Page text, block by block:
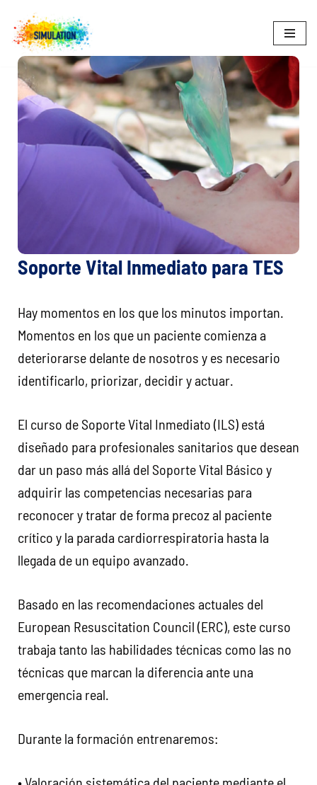
SALTAR
AL
CONTENIDO
Soporte Vital Inmediato para TES
Hay momentos en los que los minutos importan.
Momentos en los que un paciente comienza a
deteriorarse delante de nosotros y es necesario
identificarlo, priorizar, decidir y actuar.
El curso de Soporte Vital Inmediato (ILS) está
diseñado para profesionales sanitarios que desean
dar un paso más allá del Soporte Vital Básico y
adquirir las competencias necesarias para
reconocer y tratar de forma precoz al paciente
crítico y la parada cardiorrespiratoria hasta la
llegada de un equipo avanzado.
Basado en las recomendaciones actuales del
European Resuscitation Council (ERC), este curso
trabaja tanto las habilidades técnicas como las no
técnicas que marcan la diferencia ante una
emergencia real.
Durante la formación entrenaremos: